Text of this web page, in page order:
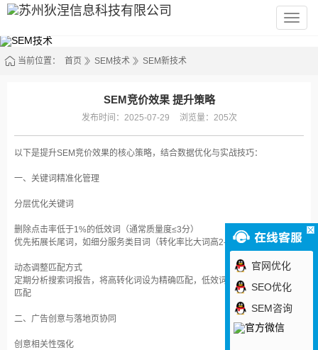
苏
州
当前位置： 首页 SEM技术 SEM新技术
SEM竞价效果 提升策略
发布时间：2025-07-29 浏览量：205次
以下是提升SEM竞价效果的核心策略，结合数据优化与实战技巧：
一、关键词精准化管理
分层优化关键词‌
删除点击率低于1%的低效词（通常质量度≤3分）‌
优先拓展长尾词，如细分服务类目词（转化率比大词高2-3倍）‌
动态调整匹配方式‌
定期分析搜索词报告，将高转化词设为精确匹配，低效词改为短语匹配或否定
匹配‌
二、广告创意与落地页协同
创意相关性强化‌
官网优化
SEO优化
SEM咨询